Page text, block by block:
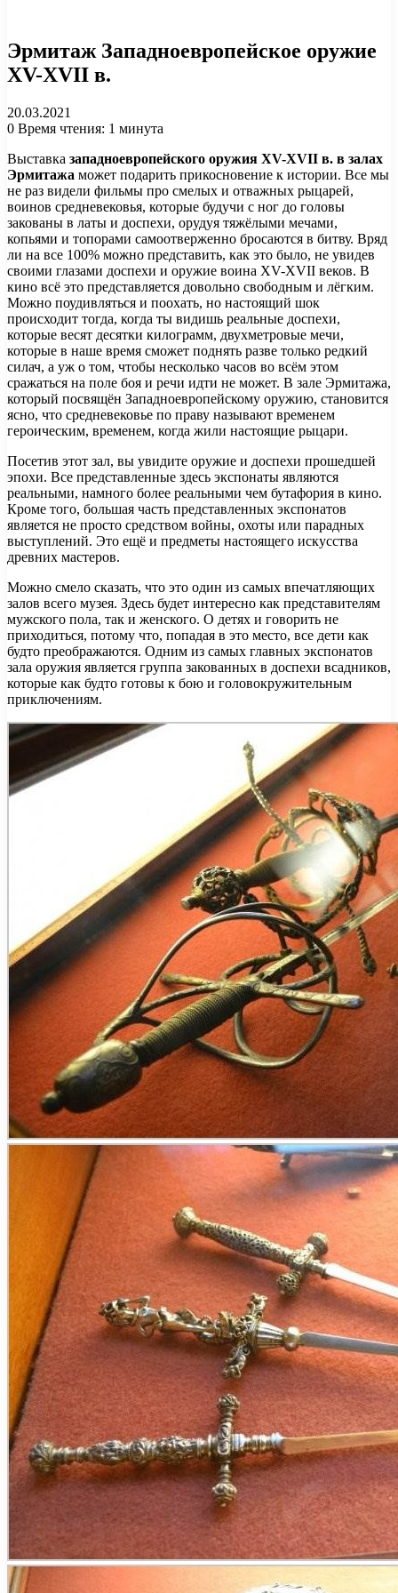
Эрмитаж Западноевропейское оружие
XV-XVII в.
20.03.2021
0 Время чтения: 1 минута
Выставка западноевропейского оружия XV-XVII в. в залах
Эрмитажа может подарить прикосновение к истории. Все мы
не раз видели фильмы про смелых и отважных рыцарей,
воинов средневековья, которые будучи с ног до головы
закованы в латы и доспехи, орудуя тяжёлыми мечами,
копьями и топорами самоотверженно бросаются в битву. Вряд
ли на все 100% можно представить, как это было, не увидев
своими глазами доспехи и оружие воина XV-XVII веков. В
кино всё это представляется довольно свободным и лёгким.
Можно поудивляться и поохать, но настоящий шок
происходит тогда, когда ты видишь реальные доспехи,
которые весят десятки килограмм, двухметровые мечи,
которые в наше время сможет поднять разве только редкий
силач, а уж о том, чтобы несколько часов во всём этом
сражаться на поле боя и речи идти не может. В зале Эрмитажа,
который посвящён Западноевропейскому оружию, становится
ясно, что средневековье по праву называют временем
героическим, временем, когда жили настоящие рыцари.
Посетив этот зал, вы увидите оружие и доспехи прошедшей
эпохи. Все представленные здесь экспонаты являются
реальными, намного более реальными чем бутафория в кино.
Кроме того, большая часть представленных экспонатов
является не просто средством войны, охоты или парадных
выступлений. Это ещё и предметы настоящего искусства
древних мастеров.
Можно смело сказать, что это один из самых впечатляющих
залов всего музея. Здесь будет интересно как представителям
мужского пола, так и женского. О детях и говорить не
приходиться, потому что, попадая в это место, все дети как
будто преображаются. Одним из самых главных экспонатов
зала оружия является группа закованных в доспехи всадников,
которые как будто готовы к бою и головокружительным
приключениям.